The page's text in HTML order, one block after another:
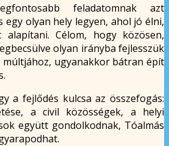
feladatomnak azt
olyan hely legyen, ahol jó élni,
alapítani. Célom, hogy közösen,
olyan irányba fejlesszük
ugyanakkor bátran épít
a fejlődés kulcsa az összefogás:
a civil közösségek, a helyi
együtt gondolkodnak, Tóalmás